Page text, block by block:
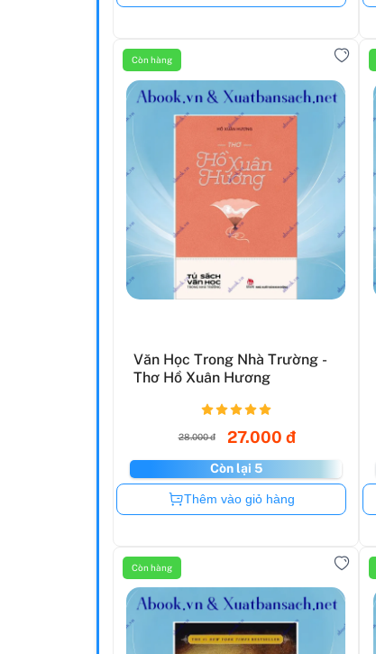
Còn hàng
Văn Học Trong Nhà Trường -
Thơ Hồ Xuân Hương
28.000 đ 27.000 đ
Còn lại 5
Còn hàng
Thêm vào giỏ hàng
Còn hàng